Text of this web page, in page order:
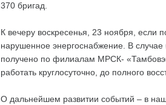
370 бригад.
К вечеру воскресенья, 23 ноября, если
нарушенное энергоснабжение. В
получено по филиалам МРСК-
работать круглосуточно, до полного
О дальнейшем развитии событий – в